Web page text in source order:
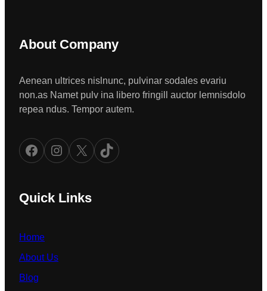
About Company
Aenean ultrices nislnunc, pulvinar sodales evariu
non.as Namet pulv ina libero fringill auctor lemnisdolo
repea ndus. Tempor autem.
Facebook Instagram X TikTok
Quick Links
Home
About Us
Blog